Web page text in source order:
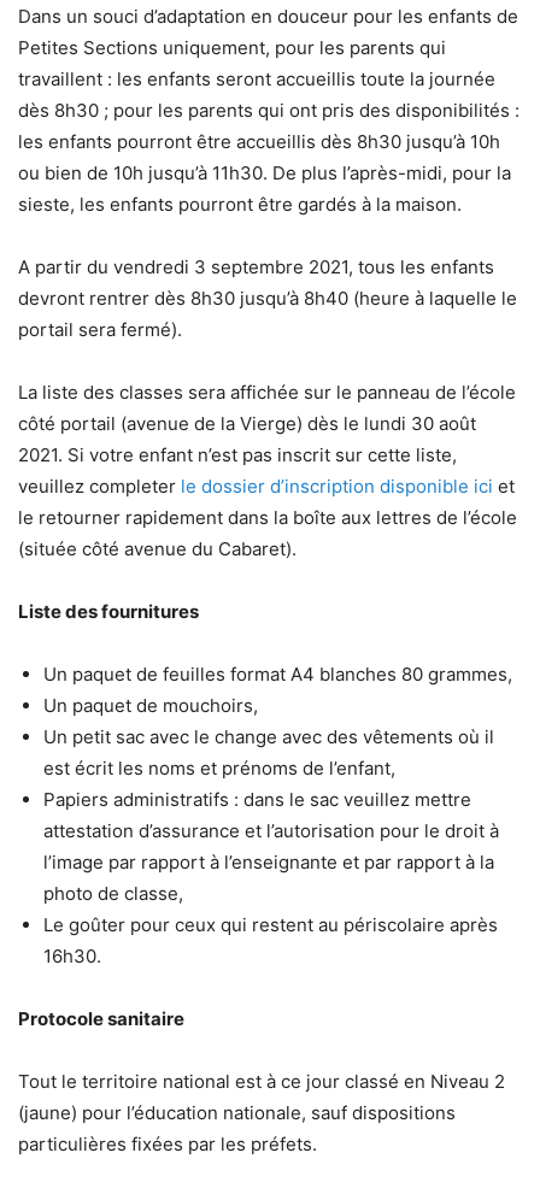
Dans un souci d’adaptation en douceur pour les enfants de
Petites Sections uniquement, pour les parents qui
travaillent : les enfants seront accueillis toute la journée
dès 8h30 ; pour les parents qui ont pris des disponibilités :
les enfants pourront être accueillis dès 8h30 jusqu’à 10h
ou bien de 10h jusqu’à 11h30. De plus l’après-midi, pour la
sieste, les enfants pourront être gardés à la maison.
A partir du vendredi 3 septembre 2021, tous les enfants
devront rentrer dès 8h30 jusqu’à 8h40 (heure à laquelle le
portail sera fermé).
La liste des classes sera affichée sur le panneau de l’école
côté portail (avenue de la Vierge) dès le lundi 30 août
2021. Si votre enfant n’est pas inscrit sur cette liste,
veuillez completer le dossier d’inscription disponible ici et
le retourner rapidement dans la boîte aux lettres de l’école
(située côté avenue du Cabaret).
Liste des fournitures
Un paquet de feuilles format A4 blanches 80 grammes,
Un paquet de mouchoirs,
Un petit sac avec le change avec des vêtements où il
est écrit les noms et prénoms de l’enfant,
Papiers administratifs : dans le sac veuillez mettre
attestation d’assurance et l’autorisation pour le droit à
l’image par rapport à l’enseignante et par rapport à la
photo de classe,
Le goûter pour ceux qui restent au périscolaire après
16h30.
Protocole sanitaire
Tout le territoire national est à ce jour classé en Niveau 2
(jaune) pour l’éducation nationale, sauf dispositions
particulières fixées par les préfets.